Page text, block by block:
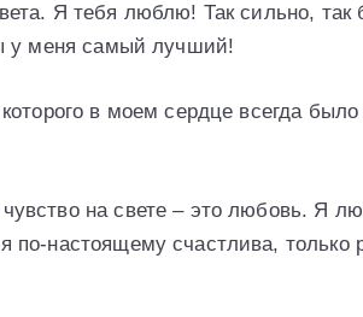
Я тебя люблю! Так сильно, так
у меня самый лучший!
в моем сердце всегда
на свете – это любовь. Я
по-настоящему счастлива, только